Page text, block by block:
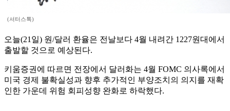
(셔터스톡)
오늘(21일) 원/달러 환율은 전날보다 4월 내려간 1227원대에서
출발할 것으로 예상된다.
키움증권에 따르면 전장에서 달러화는 4월 FOMC 의사록에서
미국 경제 불확실성과 향후 추가적인 부양조치의 의지를 재확
인한 가운데 위험 회피성향 완화로 하락했다.